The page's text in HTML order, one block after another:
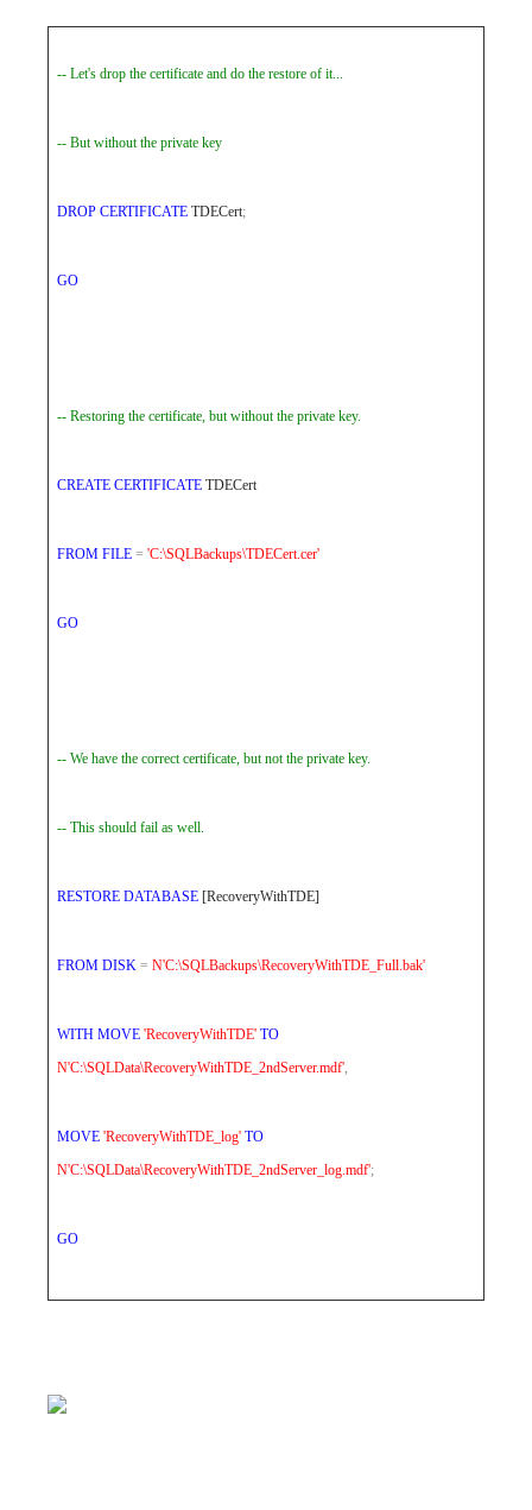
-- Let's drop the certificate and do the restore of it...
-- But without the private key
DROP CERTIFICATE TDECert;
GO
-- Restoring the certificate, but without the private key.
CREATE CERTIFICATE TDECert
FROM FILE = 'C:\SQLBackups\TDECert.cer'
GO
-- We have the correct certificate, but not the private key.
-- This should fail as well.
RESTORE DATABASE [RecoveryWithTDE]
FROM DISK = N'C:\SQLBackups\RecoveryWithTDE_Full.bak'
WITH MOVE 'RecoveryWithTDE' TO
N'C:\SQLData\RecoveryWithTDE_2ndServer.mdf',
MOVE 'RecoveryWithTDE_log' TO
N'C:\SQLData\RecoveryWithTDE_2ndServer_log.mdf';
GO